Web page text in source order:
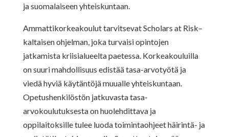
ja suomalaiseen yhteiskuntaan.
Ammattikorkeakoulut tarvitsevat Scholars at Risk–
kaltaisen ohjelman, joka turvaisi opintojen
jatkamista kriisialueelta paetessa. Korkeakouluilla
on suuri mahdollisuus edistää tasa-arvotyötä ja
viedä hyviä käytäntöjä muualle yhteiskuntaan.
Opetushenkilöstön jatkuvasta tasa-
arvokoulutuksesta on huolehdittava ja
oppilaitoksille tulee luoda toimintaohjeet häirintä- ja